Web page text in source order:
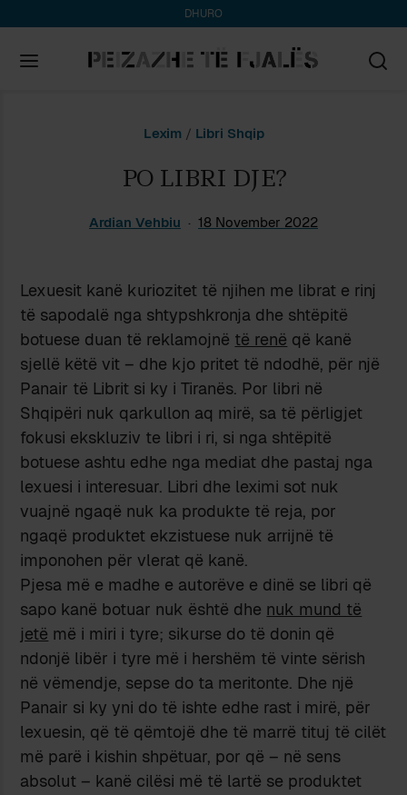
DHURO
Lexim / Libri Shqip
PO LIBRI DJE?
Ardian Vehbiu 18 November 2022
Lexuesit kanë kuriozitet të njihen me librat e rinj
të sapodalë nga shtypshkronja dhe shtëpitë
botuese duan të reklamojnë të renë që kanë
sjellë këtë vit – dhe kjo pritet të ndodhë, për një
Panair të Librit si ky i Tiranës. Por libri në
Shqipëri nuk qarkullon aq mirë, sa të përligjet
fokusi ekskluziv te libri i ri, si nga shtëpitë
botuese ashtu edhe nga mediat dhe pastaj nga
lexuesi i interesuar. Libri dhe leximi sot nuk
vuajnë ngaqë nuk ka produkte të reja, por
ngaqë produktet ekzistuese nuk arrijnë të
imponohen për vlerat që kanë.
Pjesa më e madhe e autorëve e dinë se libri që
sapo kanë botuar nuk është dhe nuk mund të
jetë më i miri i tyre; sikurse do të donin që
ndonjë libër i tyre më i hershëm të vinte sërish
në vëmendje, sepse do ta meritonte. Dhe një
Panair si ky yni do të ishte edhe rast i mirë, për
lexuesin, që të qëmtojë dhe të marrë tituj të cilët
më parë i kishin shpëtuar, por që – në sens
absolut – kanë cilësi më të lartë se produktet